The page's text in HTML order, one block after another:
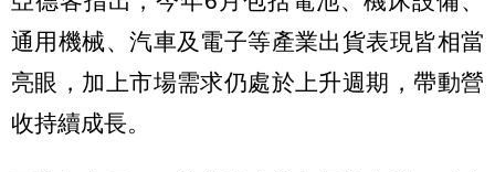
通用機械、汽車及電子等產業出貨表現皆相當
亮眼，加上市場需求仍處於上升週期，帶動營
收持續成長。